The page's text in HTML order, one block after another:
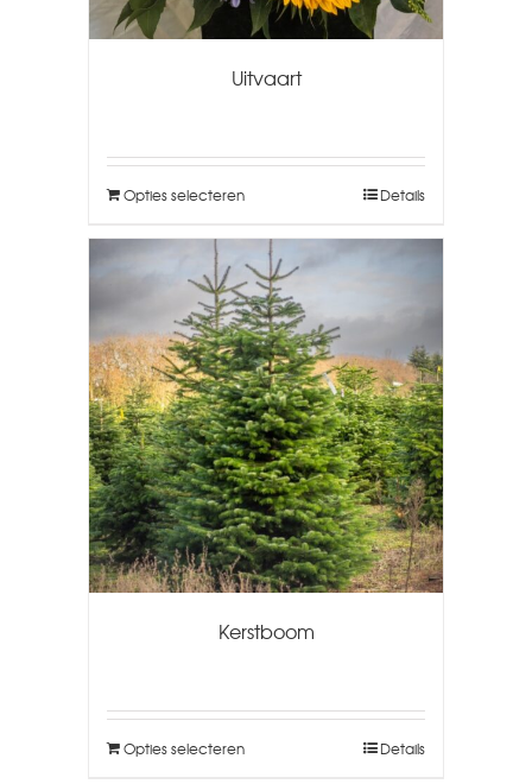
Uitvaart
Opties selecteren Details
Kerstboom
Opties selecteren Details